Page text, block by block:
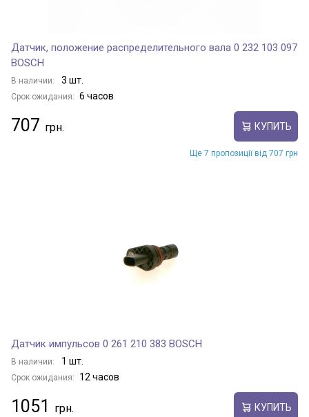
Датчик, положение распределительного вала 0 232 103 097
BOSCH
В наличии: 3 шт.
Срок ожидания: 6 часов
707 КУПИТЬ
Ще 7 пропозиції від 707 грн
Датчик импульсов 0 261 210 383 BOSCH
В наличии: 1 шт.
Срок ожидания: 12 часов
1051 КУПИТЬ